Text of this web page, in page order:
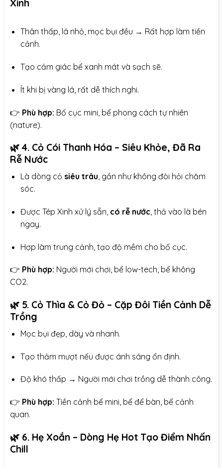
Xinh
Thân thấp, lá nhỏ, mọc bụi đều → Rất hợp làm tiền
cảnh.
Tạo cảm giác bể xanh mát và sạch sẽ.
Ít khi bị vàng lá, rất dễ thích nghi.
👉 Phù hợp: Bố cục mini, bể phong cách tự nhiên
(nature).
🌿 4. Cỏ Cói Thanh Hóa – Siêu Khỏe, Đã Ra
Rễ Nước
Là dòng cỏ siêu trâu, gần như không đòi hỏi chăm
sóc.
Được Tép Xinh xử lý sẵn, có rễ nước , thả vào là bén
ngay.
Hợp làm trung cảnh, tạo độ mềm cho bố cục.
👉 Phù hợp: Người mới chơi, bể low-tech, bể không
CO2.
🌿 5. Cỏ Thìa & Cỏ Đỏ – Cặp Đôi Tiền Cảnh Dễ
Trồng
Mọc bụi đẹp, dày và nhanh.
Tạo thảm mượt nếu được ánh sáng ổn định.
Độ khó thấp → Người mới chơi trồng dễ thành công.
👉 Phù hợp: Tiền cảnh bể mini, bể để bàn, bể cảnh
quan.
🌿 6. Hẹ Xoắn – Dòng Hẹ Hot Tạo Điểm Nhấn
Chill